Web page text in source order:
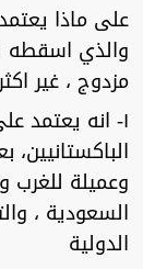
على ماذا
والذي اسقطه
مزدوج ، غير
١- انه يعتمد
وعميلة للغرب
السعودية ،
الدولية